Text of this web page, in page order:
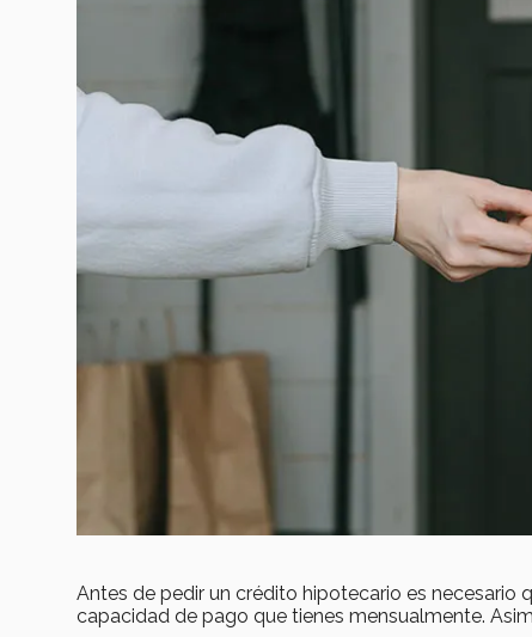
Antes de pedir un crédito hipotecario es necesario
capacidad de pago que tienes mensualmente.